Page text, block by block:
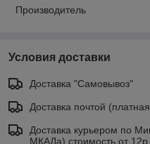
Производитель
Условия доставки
Доставка "Самовывоз"
Доставка почтой
Доставка курьером по
МКАДа) стоимость от 12р